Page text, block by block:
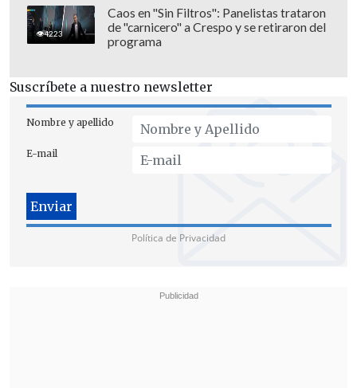
"hubo que hacerle un especial de 40
minutos donde ella era Betty la fea.
Rivero me dijo 'Julio, dirija usted, yo me
voy' y se fue".
"Ella (Cecilia Bolocco) quería contar la
historia de que ella era el patito feo y
complementó Ramírez.
4223
Caos en "Sin Filtros": Panelistas trataron
de "carnicero" a Crespo y se retiraron del
programa
Suscríbete a nuestro newsletter
Nombre y apellido
E-mail
Política de Privacidad